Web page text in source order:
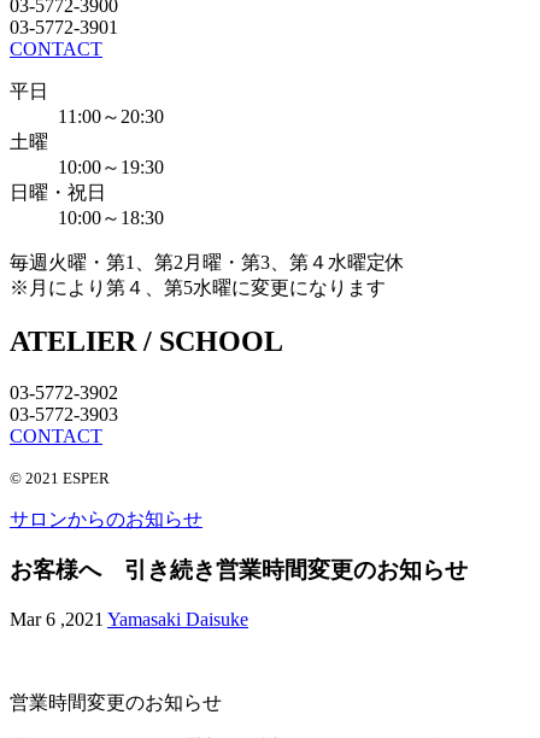
03-5772-3900
03-5772-3901
CONTACT
平日
11:00～20:30
土曜
10:00～19:30
日曜・祝日
10:00～18:30
毎週火曜・第1、第2月曜・第3、第４水曜定休
※月により第４、第5水曜に変更になります
ATELIER / SCHOOL
03-5772-3902
03-5772-3903
CONTACT
© 2021 ESPER
サロンからのお知らせ
お客様へ 引き続き営業時間変更のお知らせ
Mar 6 ,2021 Yamasaki Daisuke
営業時間変更のお知らせ